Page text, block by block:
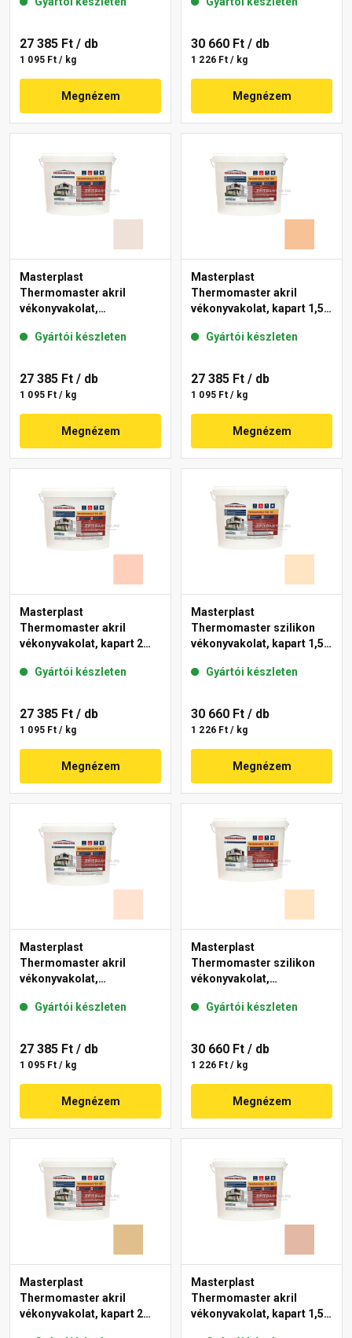
27 385 Ft / db
1 095 Ft / kg
Megnézem
30 660 Ft / db
1 226 Ft / kg
Megnézem
Masterplast
Thermomaster akril
vékonyvakolat,
44-F 25 kg
Gyártói készleten
27 385 Ft / db
1 095 Ft / kg
Megnézem
Masterplast
Thermomaster akril
vékonyvakolat, kapart 1,5
Gyártói készleten
27 385 Ft / db
1 095 Ft / kg
Megnézem
Masterplast
Thermomaster akril
vékonyvakolat, kapart 2
Gyártói készleten
27 385 Ft / db
1 095 Ft / kg
Megnézem
Masterplast
Thermomaster szilikon
vékonyvakolat, kapart 1,5
Gyártói készleten
30 660 Ft / db
1 226 Ft / kg
Megnézem
Masterplast
Thermomaster akril
vékonyvakolat,
11-F 25 kg
Gyártói készleten
27 385 Ft / db
1 095 Ft / kg
Megnézem
Masterplast
Thermomaster szilikon
vékonyvakolat,
02-E 25 kg
Gyártói készleten
30 660 Ft / db
1 226 Ft / kg
Megnézem
Masterplast
Thermomaster akril
vékonyvakolat, kapart 2
Masterplast
Thermomaster akril
vékonyvakolat, kapart 1,5